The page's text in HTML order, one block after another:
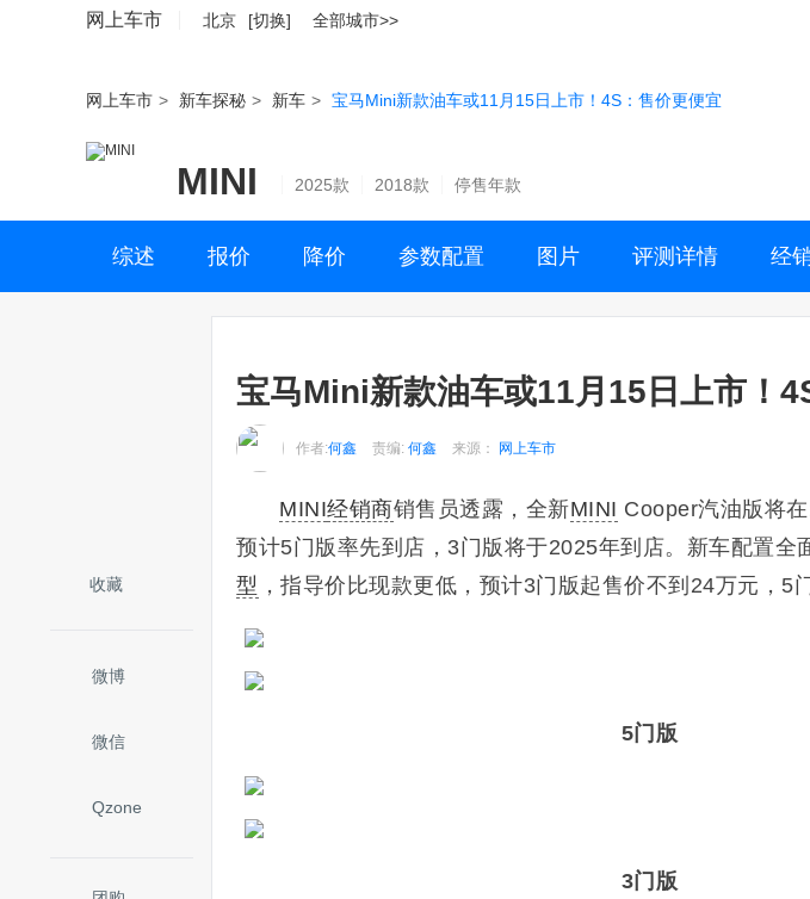
网上车市 北京 [切换] 全部城市>>
网上车市 > 新车探秘 > 新车 > 宝马Mini新款油车或11月15日上市！4S：售价更便宜
MINI 2025款 2018款 停售年款
综述 报价 降价 参数配置 图片 评测详情 经
收藏
微博
微信
Qzone
宝马Mini新款油车或11月15日上市！
作者:何鑫 责编: 何鑫 来源： 网上车市
MINI经销商销售员透露，全新MINI Cooper汽油版将
预计5门版率先到店，3门版将于2025年到店。新车配置全
型 ，指导价比现款更低，预计3门版起售价不到24万元，5
5门版
3门版